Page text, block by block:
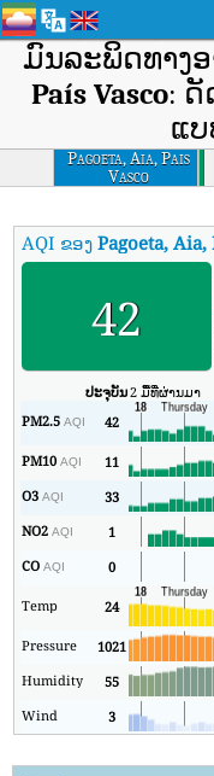
ມົນລະພິດທາງ
País Vasco: ດັ
ແ
Pagoeta, Aia, Pais
Vasco
AQI ຂອງPagoeta, Aia,
42
ປະຈຸບັນ2 ມື້ທີ່ຜ່ານມາ
PM2.5AQI 42
PM10AQI 11
O3AQI 33
NO2AQI 1
COAQI 0
Temp 24
Pressure 1021
Humidity
55
Wind
3